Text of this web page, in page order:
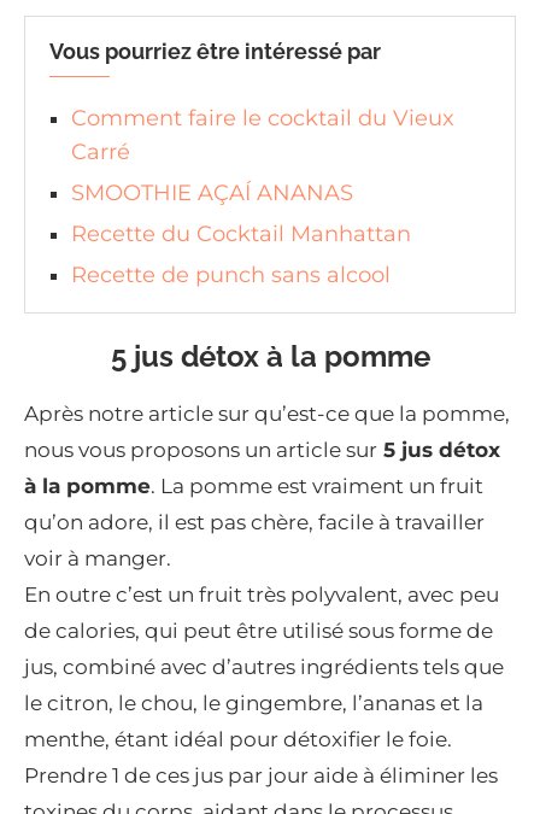
Vous pourriez être intéressé par
Comment faire le cocktail du Vieux
Carré
SMOOTHIE AÇAÍ ANANAS
Recette du Cocktail Manhattan
Recette de punch sans alcool
5 jus détox à la pomme
Après notre article sur qu’est-ce que la pomme,
nous vous proposons un article sur 5 jus détox
à la pomme. La pomme est vraiment un fruit
qu’on adore, il est pas chère, facile à travailler
voir à manger.
En outre c’est un fruit très polyvalent, avec peu
de calories, qui peut être utilisé sous forme de
jus, combiné avec d’autres ingrédients tels que
le citron, le chou, le gingembre, l’ananas et la
menthe, étant idéal pour détoxifier le foie.
Prendre 1 de ces jus par jour aide à éliminer les